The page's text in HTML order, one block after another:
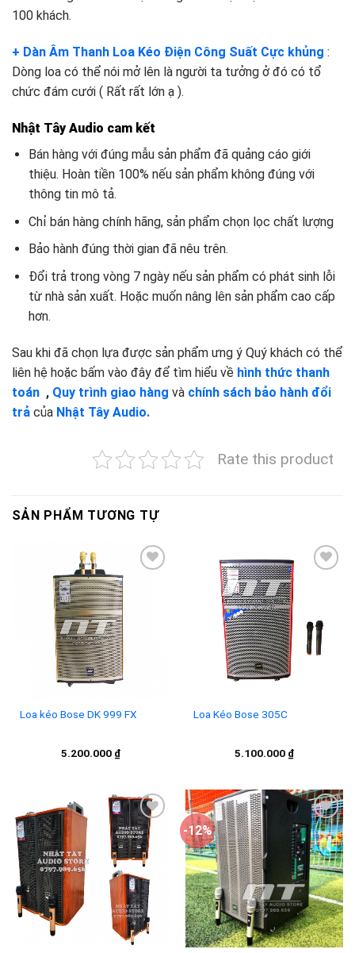
100 khách.
+ Dàn Âm Thanh Loa Kéo Điện Công Suất Cực khủng :
Dòng loa có thể nói mở lên là người ta tưởng ở đó có tổ
chức đám cưới ( Rất rất lớn ạ ).
Nhật Tây Audio cam kết
Bán hàng với đúng mẫu sản phẩm đã quảng cáo giới
thiệu. Hoàn tiền 100% nếu sản phẩm không đúng với
thông tin mô tả.
Chỉ bán hàng chính hãng, sản phẩm chọn lọc chất lượng
Bảo hành đúng thời gian đã nêu trên.
Đổi trả trong vòng 7 ngày nếu sản phẩm có phát sinh lỗi
từ nhà sản xuất. Hoặc muốn nâng lên sản phẩm cao cấp
hơn.
Sau khi đã chọn lựa được sản phẩm ưng ý Quý khách có thể
liên hệ hoặc bấm vào đây để tìm hiểu về hình thức thanh
toán , Quy trình giao hàng và chính sách bảo hành đổi
trả của Nhật Tây Audio.
Rate this product
SẢN PHẨM TƯƠNG TỰ
Loa kéo Bose DK 999 FX
5.200.000 ₫
wishlist
Loa Kéo Bose 305C
5.100.000 ₫
Add to
wishlist
-12%
Add to
wishlist